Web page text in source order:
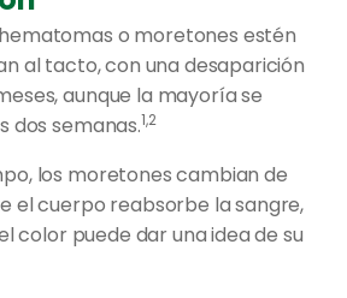
o moretones estén
al tacto, con una desaparición
aunque la mayoría se
dos semanas.1,2
los moretones cambian de
el cuerpo reabsorbe la sangre,
color puede dar una idea de su